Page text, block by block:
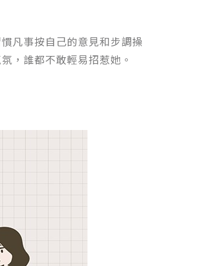
凡事按自己的意見和步調操
，誰都不敢輕易招惹她。